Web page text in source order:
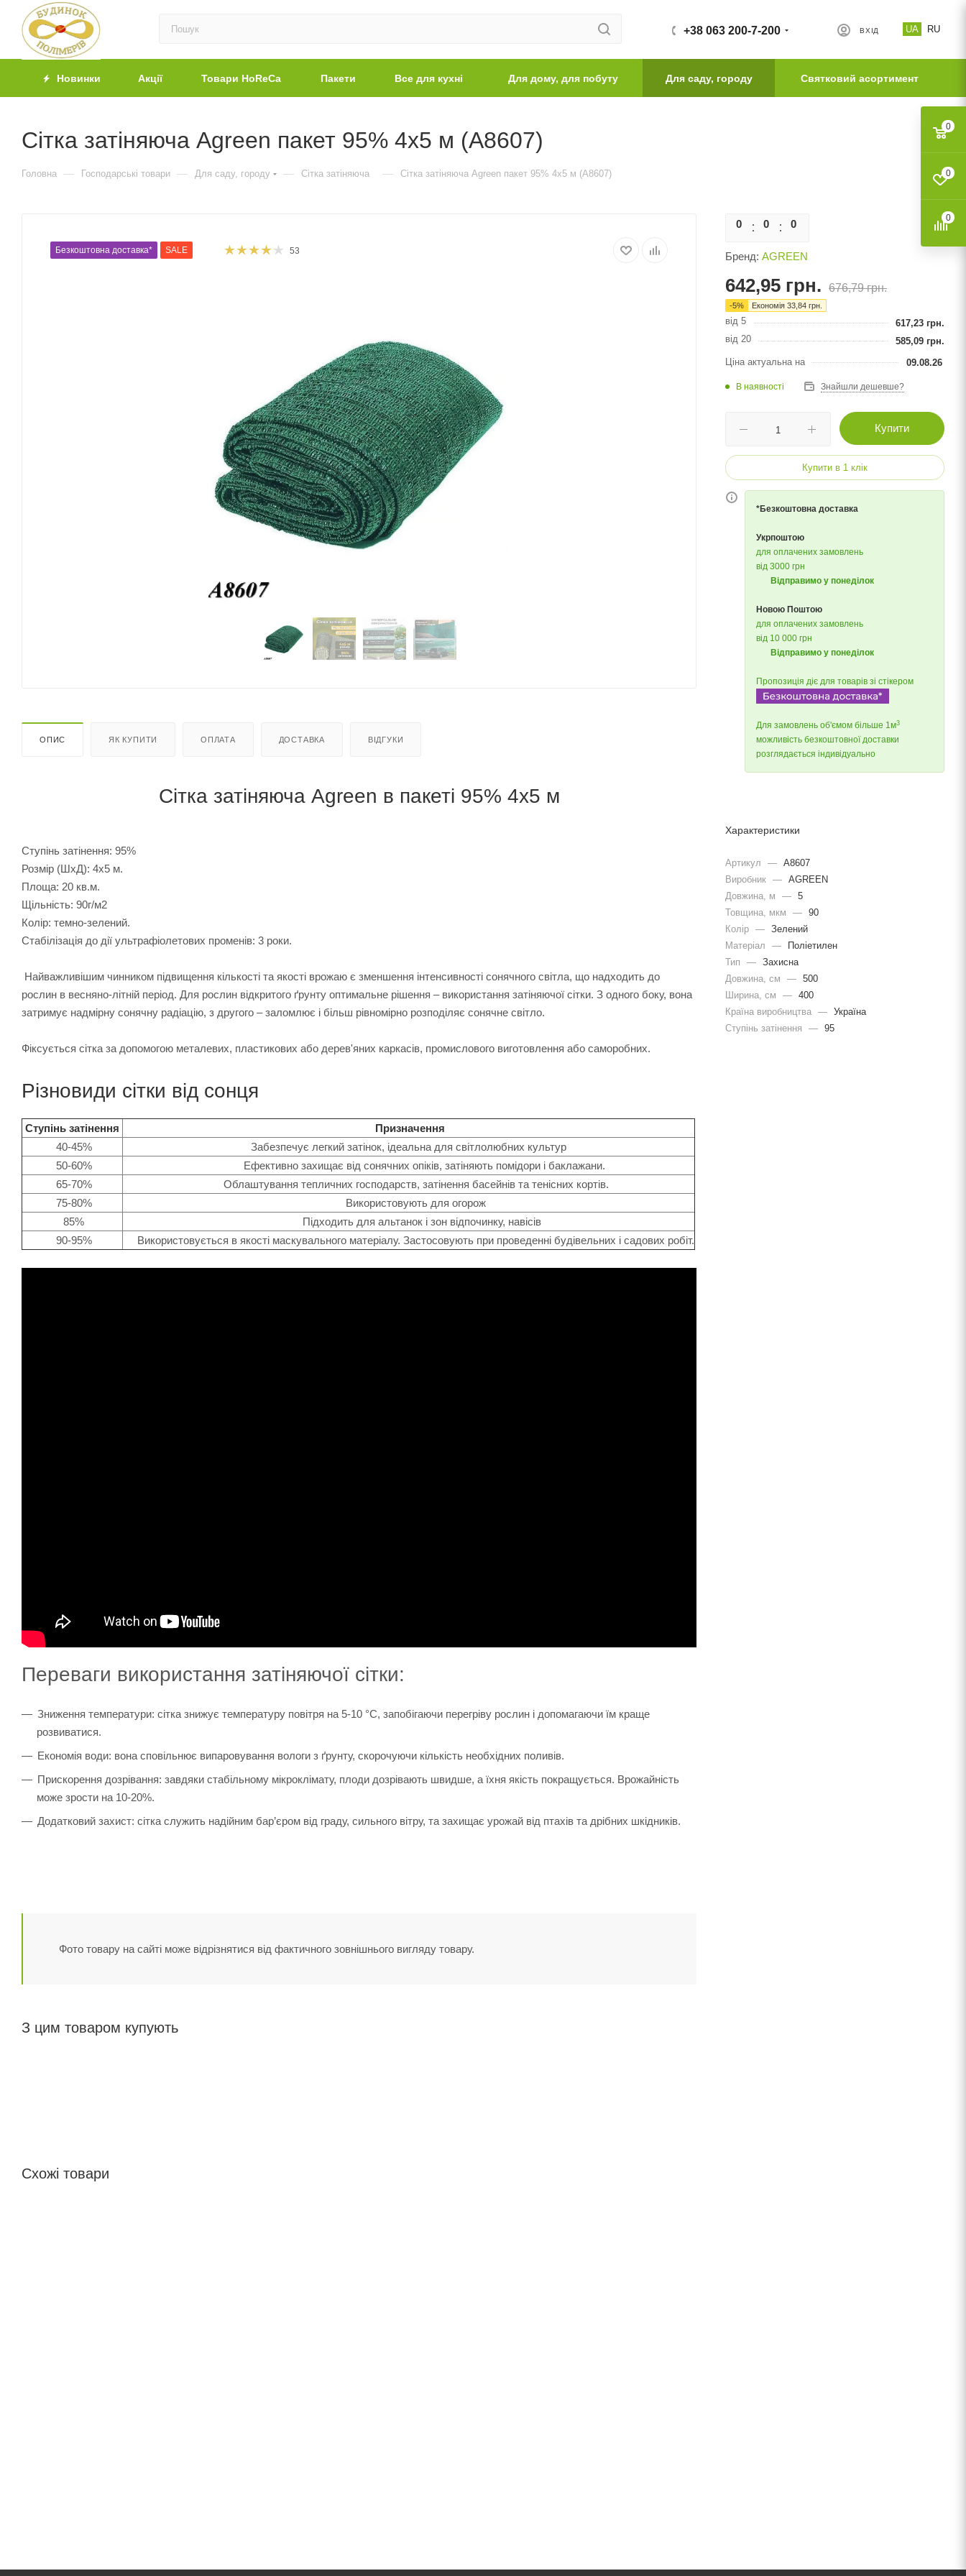
UA RU
ВХІД
+38 063 200-7-200
Новинки Акції Товари HoReCa Пакети Все для кухні Для дому, для побуту Для саду, городу Святковий асортимент
Сітка затіняюча Agreen пакет 95% 4х5 м (A8607)
Головна — Господарські товари — Для саду, городу — Сітка затіняюча — Сітка затіняюча Agreen пакет 95% 4х5 м (A8607)
Безкоштовна доставка* SALE 53
ОПИС ЯК КУПИТИ ОПЛАТА ДОСТАВКА ВІДГУКИ
Сітка затіняюча Agreen в пакеті 95% 4х5 м
Ступінь затінення: 95%
Розмір (ШхД): 4х5 м.
Площа: 20 кв.м.
Щільність: 90г/м2
Колір: темно-зелений.
Стабілізація до дії ультрафіолетових променів: 3 роки.
Найважливішим чинником підвищення кількості та якості врожаю є зменшення інтенсивності сонячного світла, що надходить до
рослин в весняно-літній період. Для рослин відкритого ґрунту оптимальне рішення – використання затіняючої сітки. З одного боку, вона
затримує надмірну сонячну радіацію, з другого – заломлює і більш рівномірно розподіляє сонячне світло.
Фіксується сітка за допомогою металевих, пластикових або дерев'яних каркасів, промислового виготовлення або саморобних.
Різновиди сітки від сонця
Ступінь затінення
Призначення
40-45%
Забезпечує легкий затінок, ідеальна для світлолюбних культур
50-60%
Ефективно захищає від сонячних опіків, затіняють помідори і баклажани.
65-70%
Облаштування тепличних господарств, затінення басейнів та тенісних кортів.
75-80%
Використовують для огорож
85%
Підходить для альтанок і зон відпочинку, навісів
90-95%
Використовується в якості маскувального матеріалу. Застосовують при проведенні будівельних і садових робіт.
Переваги використання затіняючої сітки:
Зниження температури: сітка знижує температуру повітря на 5-10 °C, запобігаючи перегріву рослин і допомагаючи їм краще
розвиватися.
Економія води: вона сповільнює випаровування вологи з ґрунту, скорочуючи кількість необхідних поливів.
Прискорення дозрівання: завдяки стабільному мікроклімату, плоди дозрівають швидше, а їхня якість покращується. Врожайність
може зрости на 10-20%.
Додатковий захист: сітка служить надійним бар’єром від граду, сильного вітру, та захищає урожай від птахів та дрібних шкідників.
Фото товару на сайті може відрізнятися від фактичного зовнішнього вигляду товару.
З цим товаром купують
Схожі товари
0 0 0
Бренд: AGREEN
642,95 грн. 676,79грн.
-5% Економія 33,84 грн.
від 5 617,23 грн.
від 20
585,09 грн.
Ціна актуальна на
09.08.26
В наявності Знайшли дешевше?
Купити
Купити в 1 клік
*Безкоштовна доставка
Укрпоштою
для оплачених замовлень
від 3000 грн
Відправимо у понеділок
Новою Поштою
для оплачених замовлень
від 10 000 грн
Відправимо у понеділок
Пропозиція діє для товарів зі стікером
Для замовлень об'ємом більше 1м3
можливість безкоштовної доставки
розглядається індивідуально
Характеристики
Артикул — A8607
Виробник — AGREEN
Довжина, м
— 5
Товщина, мкм
— 90
Колір — Зелений
Матеріал
—
Поліетилен
Тип
— Захисна
Довжина, cм
— 500
Ширина, cм
— 400
Країна виробництва — Україна
Ступінь затінення
— 95
0
0
0